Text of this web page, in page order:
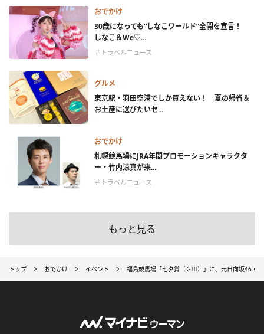
おでかけ
30歳になっても“しなこワールド”全開を宣言！
しなこ＆We♡...
＃トラベルニュース
グルメ
東京駅・羽田空港でしか買えない！ 夏の帰省＆
お土産に選びたいセ...
おでかけ
札幌競馬場にJRA年間プロモーションキャラクタ
ー・竹内涼真が来...
＃トラベルニュース
もっと見る
トップ おでかけ イベント 福島競馬場「七夕賞（ＧⅢ）」に、元日向坂46・